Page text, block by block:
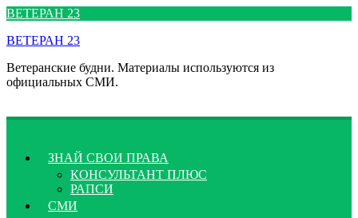
Перейти
содержимому
ВЕТЕРАН 23
ВЕТЕРАН 23
Ветеранские будни. Материалы используются из
официальных СМИ.
ЗНАЙ СВОИ ПРАВА
КОНСУЛЬТАНТ ПЛЮС
РАПСИ
СМИ